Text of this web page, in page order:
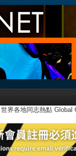
世界各地同志熱點